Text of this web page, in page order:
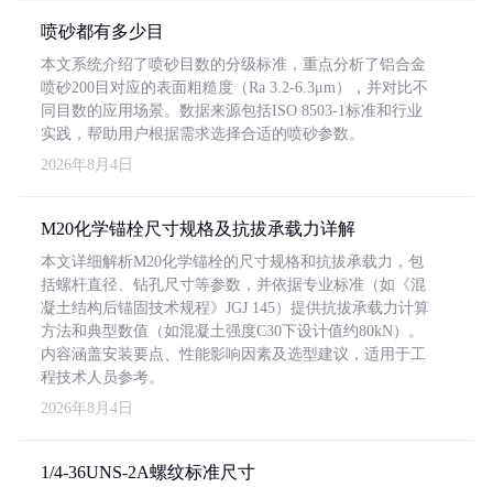
喷砂都有多少目
本文系统介绍了喷砂目数的分级标准，重点分析了铝合金
喷砂200目对应的表面粗糙度（Ra 3.2-6.3μm），并对比不
同目数的应用场景。数据来源包括ISO 8503-1标准和行业
实践，帮助用户根据需求选择合适的喷砂参数。
2026年8月4日
M20化学锚栓尺寸规格及抗拔承载力详解
本文详细解析M20化学锚栓的尺寸规格和抗拔承载力，包
括螺杆直径、钻孔尺寸等参数，并依据专业标准（如《混
凝土结构后锚固技术规程》JGJ 145）提供抗拔承载力计算
方法和典型数值（如混凝土强度C30下设计值约80kN）。
内容涵盖安装要点、性能影响因素及选型建议，适用于工
程技术人员参考。
2026年8月4日
1/4-36UNS-2A螺纹标准尺寸